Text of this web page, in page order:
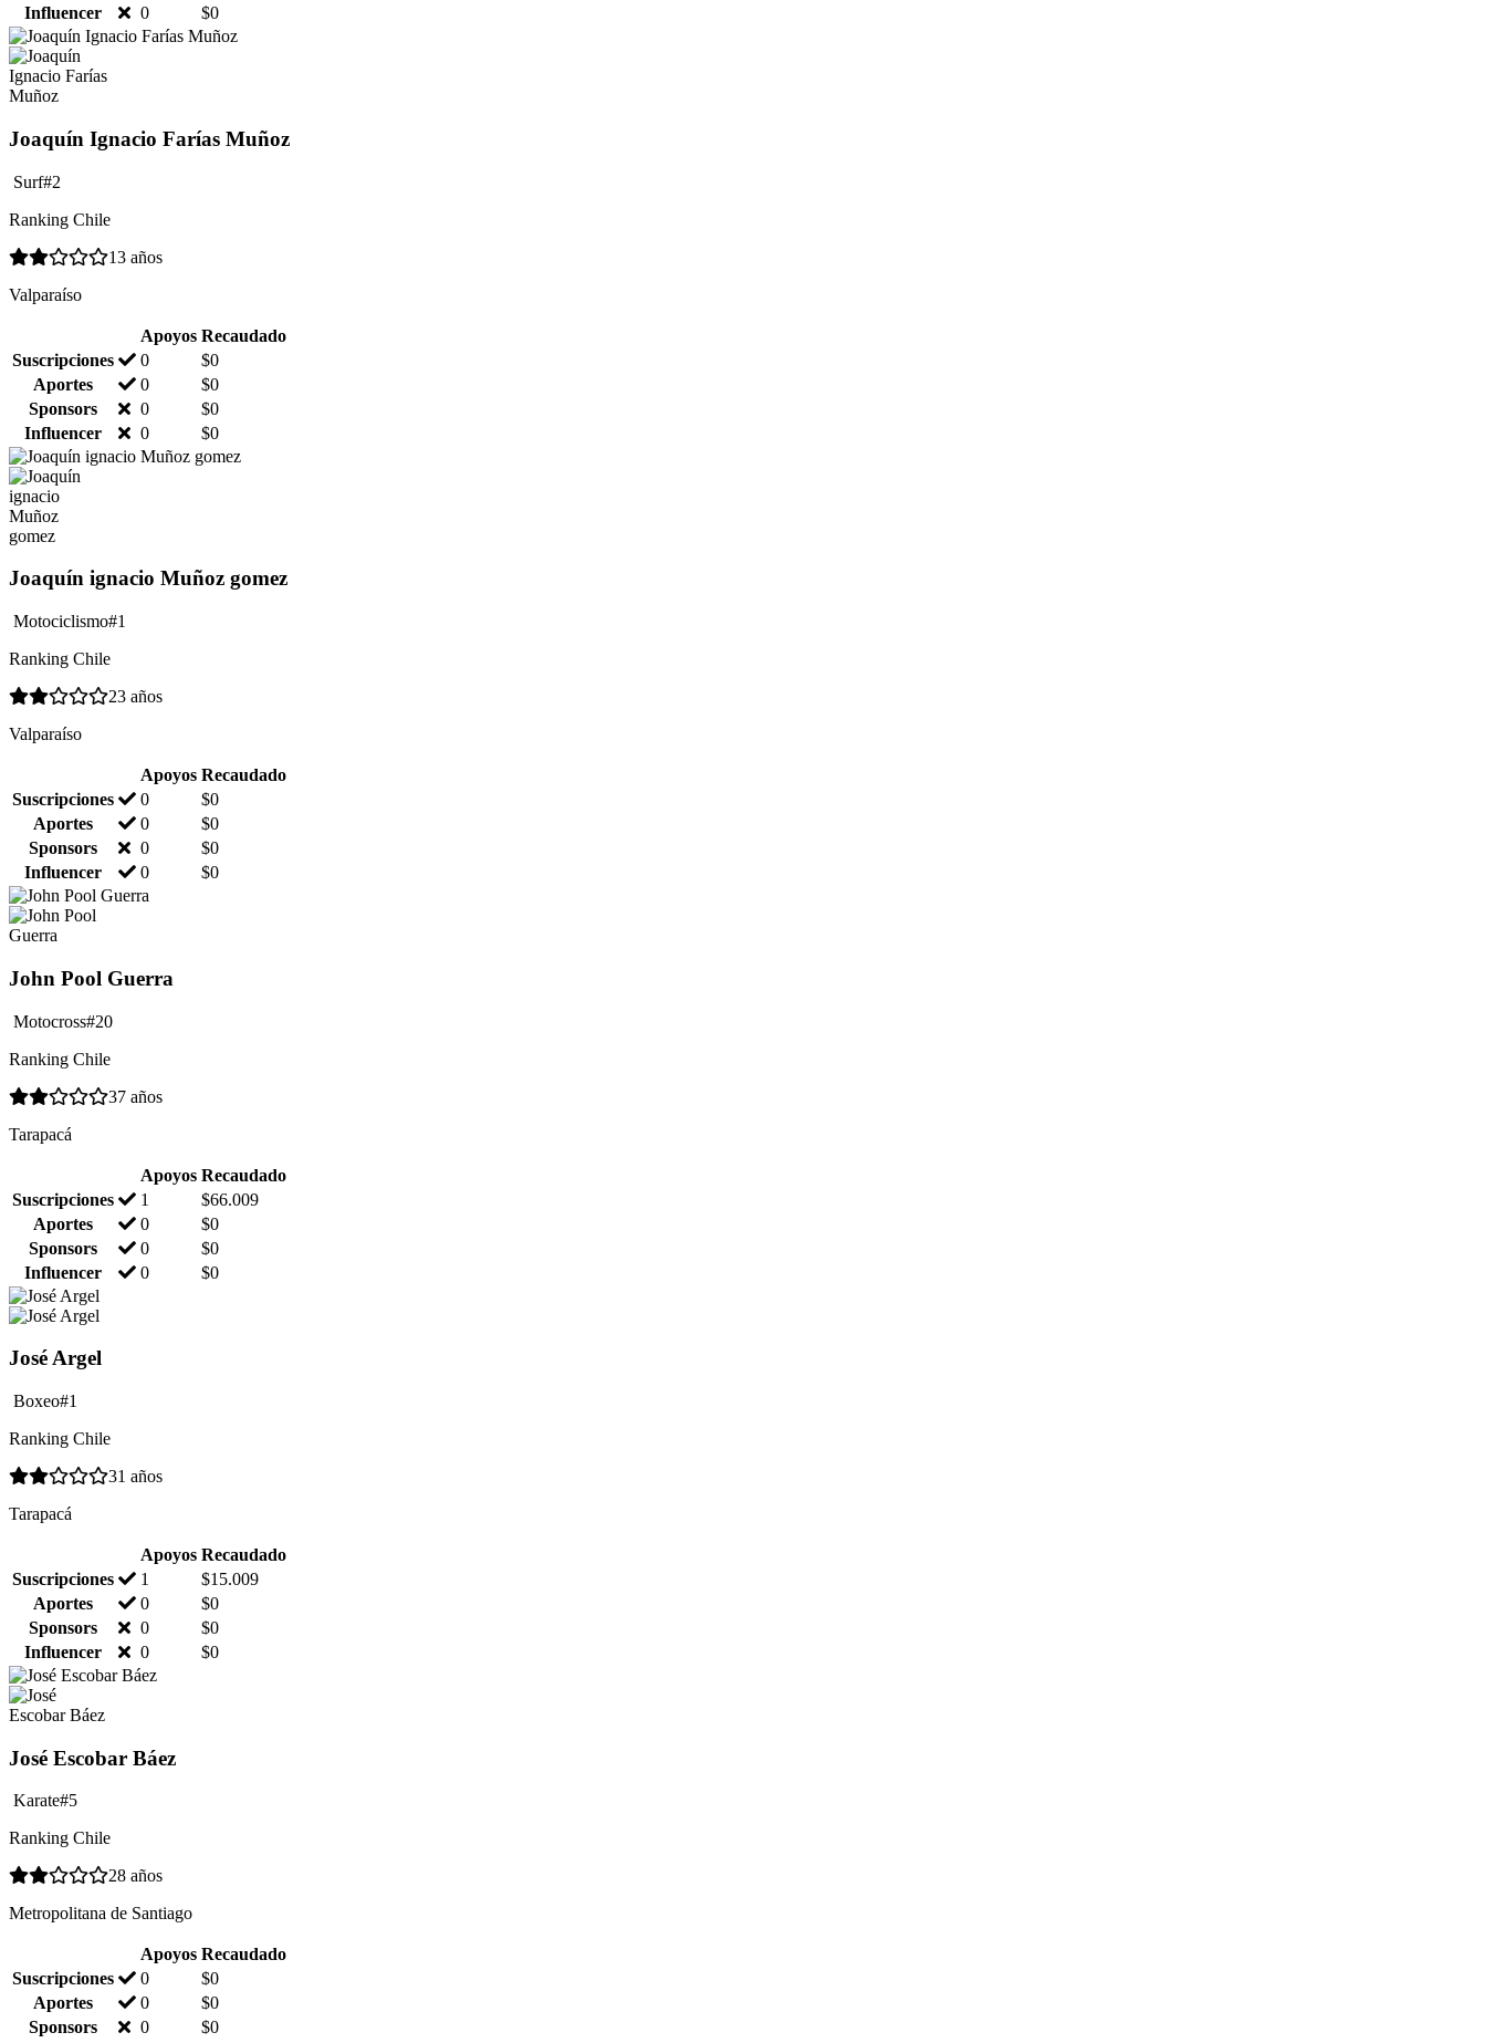
Influencer
0 $0
Joaquín Ignacio Farías Muñoz
Surf#2
Ranking Chile
13 años
Valparaíso
Apoyos Recaudado
Suscripciones
0 $0
Aportes
0 $0
Sponsors
0 $0
Influencer
0 $0
Joaquín ignacio Muñoz gomez
Motociclismo#1
Ranking Chile
23 años
Valparaíso
Apoyos Recaudado
Suscripciones
0 $0
Aportes
0 $0
Sponsors
0 $0
Influencer
0 $0
John Pool Guerra
Motocross#20
Ranking Chile
37 años
Tarapacá
Apoyos Recaudado
Suscripciones
1 $66.009
Aportes
0 $0
Sponsors
0 $0
Influencer
0 $0
José Argel
Boxeo#1
Ranking Chile
31 años
Tarapacá
Apoyos Recaudado
Suscripciones
1 $15.009
Aportes
0 $0
Sponsors
0 $0
Influencer
0 $0
José Escobar Báez
Karate#5
Ranking Chile
28 años
Metropolitana de Santiago
Apoyos Recaudado
Suscripciones
0 $0
Aportes
0 $0
Sponsors
0 $0